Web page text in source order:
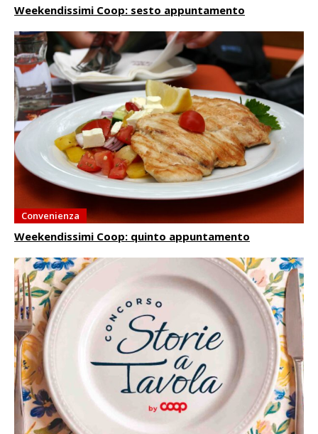
Weekendissimi Coop: sesto appuntamento
Convenienza
Weekendissimi Coop: quinto appuntamento